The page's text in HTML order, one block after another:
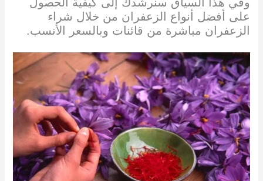
وفي هذا السياق سنرشدك إلى كيفية الحصول
على أفضل أنواع الزعفران من خلال شراء
الزعفران مباشرة من قائنات وبالسعر الأنسب.